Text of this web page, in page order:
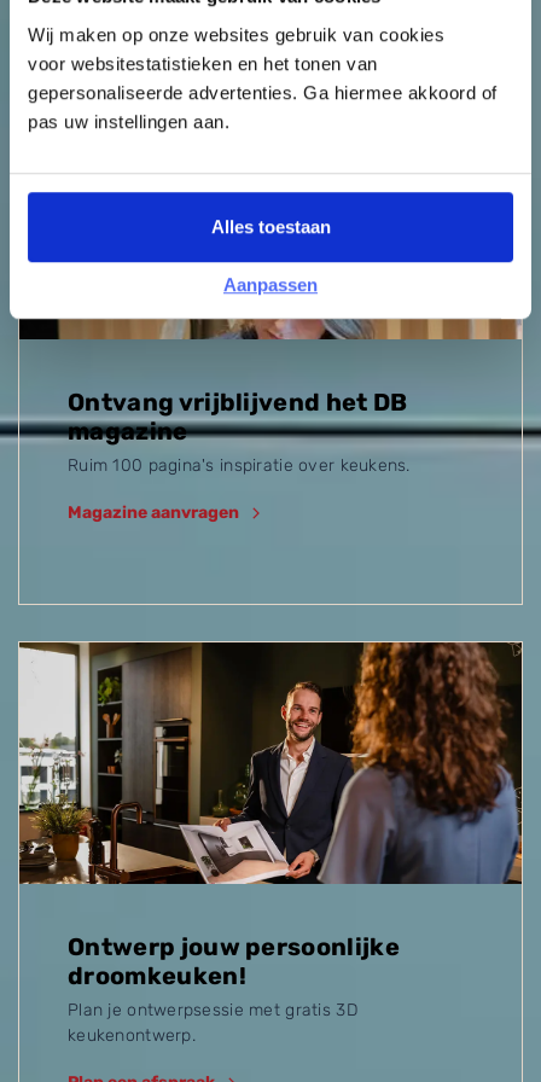
Wij maken op onze websites gebruik van cookies
voor websitestatistieken en het tonen van
gepersonaliseerde advertenties. Ga hiermee akkoord of
pas uw instellingen aan.
Alles toestaan
Aanpassen
Uitgelicht
Ontvang vrijblijvend het DB
magazine
Ruim 100 pagina's inspiratie over keukens.
Magazine aanvragen
Ontwerp jouw persoonlijke
droomkeuken!
Plan je ontwerpsessie met gratis 3D
keukenontwerp.